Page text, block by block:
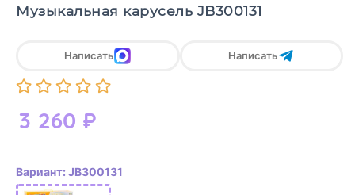
Музыкальная карусель JB300131
3 260 ₽
Написать Написать
Вариант: JB300131